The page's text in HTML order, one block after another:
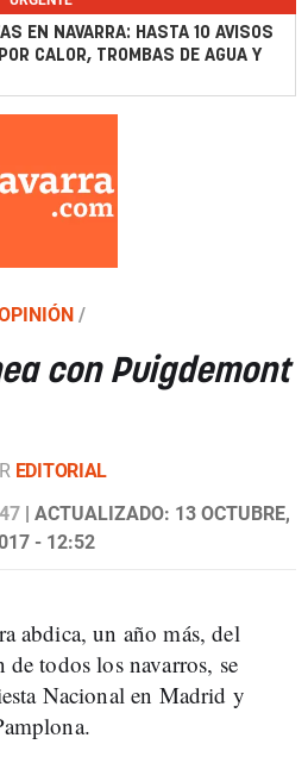
EN NAVARRA: HASTA 10 AVISOS
CALOR, TROMBAS DE AGUA Y
/
con Puigdemont
EDITORIAL
| ACTUALIZADO: 13 OCTUBRE,
- 12:52
abdica, un año más, del
de todos los navarros, se
Nacional en Madrid y